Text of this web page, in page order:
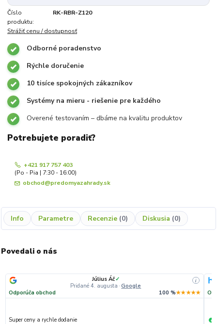
Číslo
produktu:
RK-RBR-Z120
Strážiť cenu / dostupnosť
Odborné poradenstvo
Rýchle doručenie
10 tisíce spokojných zákazníkov
Systémy na mieru - riešenie pre každého
Overené testovaním – dbáme na kvalitu produktov
Potrebujete poradiť?
+421 917 757 403
(Po - Pia | 7:30 - 16:00)
obchod@predomyazahrady.sk
Info Parametre Recenzie 0 Diskusia 0
Povedali o nás
Július Áč✓
Pridané 4. augusta · Google
i
Odporúča obchod 100 %★★★★★
Super ceny a rychle dodanie +